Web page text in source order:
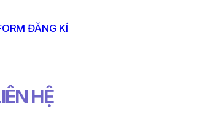
ĐĂNG KÍ
HỆ